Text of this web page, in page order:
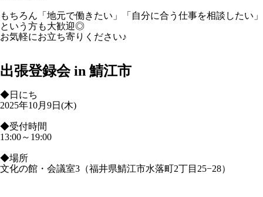
もちろん「地元で働きたい」「自分に合う仕事を相談したい」
という方も大歓迎◎
お気軽にお立ち寄りください♪
出張登録会 in 鯖江市
◆日にち
2025年10月9日(木)
◆受付時間
13:00～19:00
◆場所
文化の館・会議室3（福井県鯖江市水落町2丁目25−28）